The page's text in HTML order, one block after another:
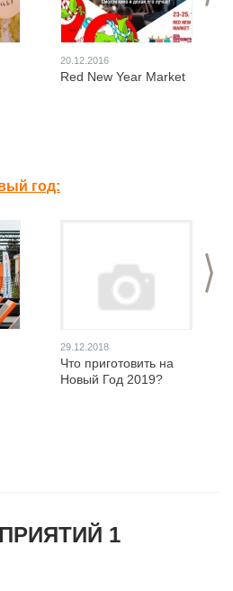
20.12.2016
Red New Year Market
год:
>
29.12.2018
Что приготовить на
Новый Год 2019?
1